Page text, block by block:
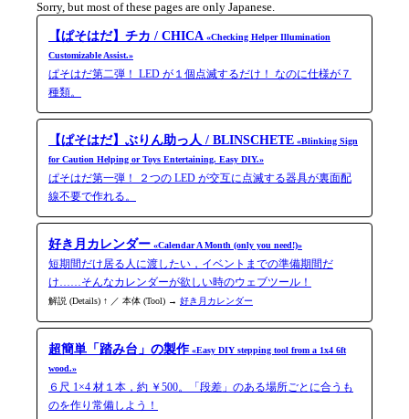
Sorry, but most of these pages are only Japanese.
【ぱそはだ】チカ / CHICA «Checking Helper Illumination
Customizable Assist.»
ぱそはだ第二弾！ LED が１個点滅するだけ！ なのに仕様が７
種類。
【ぱそはだ】ぶりん助っ人 / BLINSCHETE «Blinking Sign
for Caution Helping or Toys Entertaining. Easy DIY.»
ぱそはだ第一弾！ ２つの LED が交互に点滅する器具が裏面配
線不要で作れる。
好き月カレンダー «Calendar A Month (only you need!)»
短期間だけ居る人に渡したい，イベントまでの準備期間だ
け……そんなカレンダーが欲しい時のウェブツール！
解説 (Details) ↑ ／ 本体 (Tool) → 好き月カレンダー
超簡単「踏み台」の製作 «Easy DIY stepping tool from a 1x4 6ft
wood.»
６尺 1×4 材１本，約 ￥500。「段差」のある場所ごとに合うも
のを作り常備しよう！